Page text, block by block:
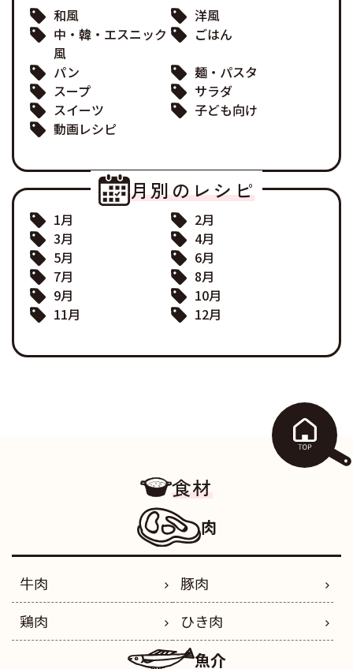
和風
洋風
中・韓・エスニック
風
ごはん
パン
麺・パスタ
スープ
サラダ
スイーツ
子ども向け
動画レシピ
月別のレシピ
1月
2月
3月
4月
5月
6月
7月
8月
9月
10月
11月
12月
食材
肉
牛肉
豚肉
鶏肉
ひき肉
魚介